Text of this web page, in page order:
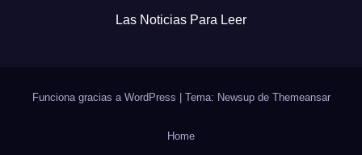
Las Noticias Para Leer
Funciona gracias a WordPress Tema: Newsup de Themeansar
Home